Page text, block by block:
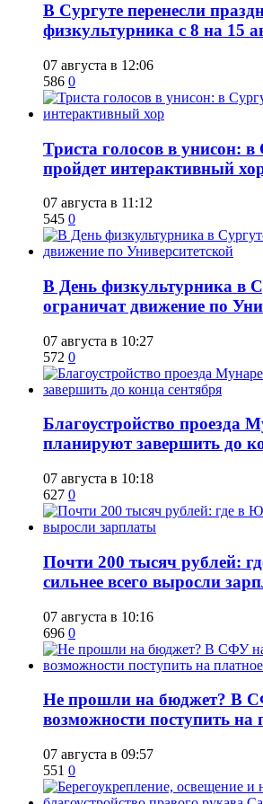
​В Сургуте перенесли
физкультурника с 8 на 15
07 августа в 12:06
586 0
​Триста голосов в унисон:
пройдет интерактивный
07 августа в 11:12
545 0
​В День физкультурника в
ограничат движение по
07 августа в 10:27
572 0
Благоустройство проезда
планируют завершить до
07 августа в 10:18
627 0
​Почти 200 тысяч рублей:
сильнее всего выросли
07 августа в 10:16
696 0
Не прошли на бюджет? В
возможности поступить на
07 августа в 09:57
551 0